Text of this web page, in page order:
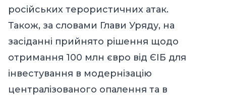
російських терористичних атак.
Також, за словами Глави Уряду, на
засіданні прийнято рішення щодо
отримання 100 млн євро від ЄІБ для
інвестування в модернізацію
централізованого опалення та в